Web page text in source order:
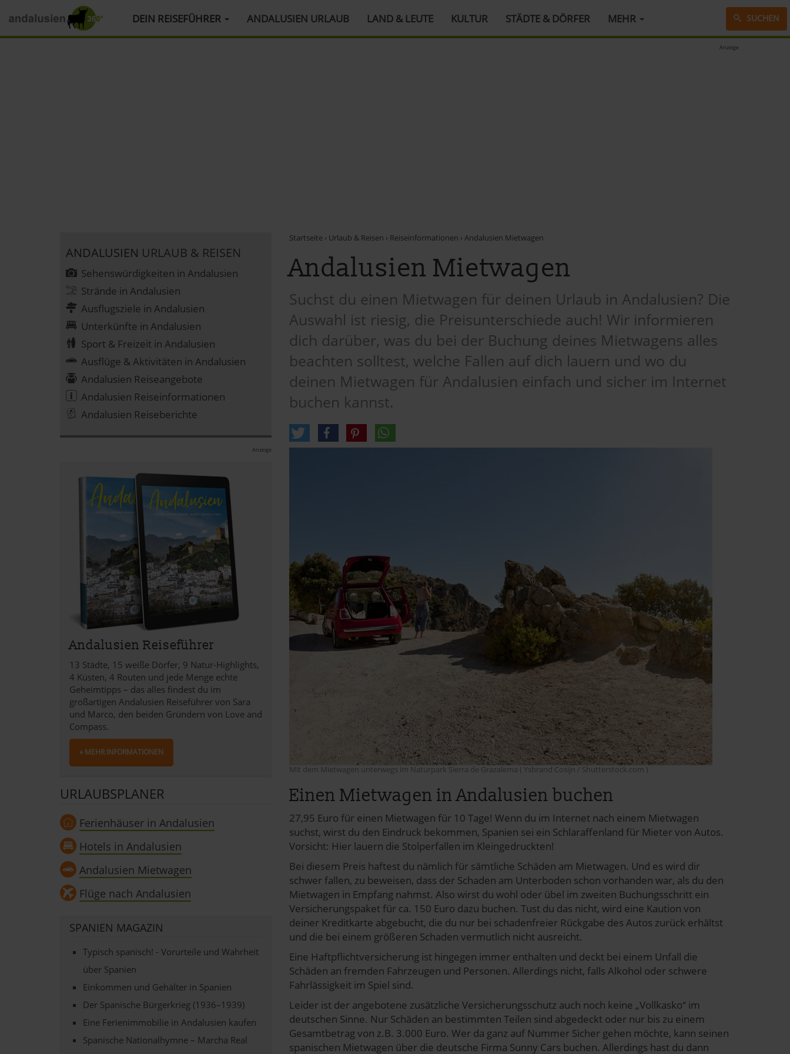
HAUPTMENÜ DEIN REISEFÜHRER ANDALUSIEN URLAUB LAND & LEUTE KULTUR STÄDTE & DÖRFER MEHR SUCHEN
Anzeige
Startseite › Urlaub & Reisen › Reiseinformationen › Andalusien Mietwagen
Andalusien Mietwagen
Suchst du einen Mietwagen für deinen Urlaub in Andalusien? Die
Auswahl ist riesig, die Preisunterschiede auch! Wir informieren
dich darüber, was du bei der Buchung deines Mietwagens alles
beachten solltest, welche Fallen auf dich lauern und wo du
deinen Mietwagen für Andalusien einfach und sicher im Internet
buchen kannst.
Mit dem Mietwagen unterwegs im Naturpark Sierra de Grazalema ( Ysbrand Cosijn / Shutterstock.com )
Einen Mietwagen in Andalusien buchen
27,95 Euro für einen Mietwagen für 10 Tage! Wenn du im Internet nach einem Mietwagen
suchst, wirst du den Eindruck bekommen, Spanien sei ein Schlaraffenland für Mieter von Autos.
Vorsicht: Hier lauern die Stolperfallen im Kleingedruckten!
Bei diesem Preis haftest du nämlich für sämtliche Schäden am Mietwagen. Und es wird dir
schwer fallen, zu beweisen, dass der Schaden am Unterboden schon vorhanden war, als du den
Mietwagen in Empfang nahmst. Also wirst du wohl oder übel im zweiten Buchungsschritt ein
Versicherungspaket für ca. 150 Euro dazu buchen. Tust du das nicht, wird eine Kaution von
deiner Kreditkarte abgebucht, die du nur bei schadenfreier Rückgabe des Autos zurück erhältst
und die bei einem größeren Schaden vermutlich nicht ausreicht.
Eine Haftpflichtversicherung ist hingegen immer enthalten und deckt bei einem Unfall die
Schäden an fremden Fahrzeugen und Personen. Allerdings nicht, falls Alkohol oder schwere
Fahrlässigkeit im Spiel sind.
Leider ist der angebotene zusätzliche Versicherungsschutz auch noch keine „Vollkasko“ im
deutschen Sinne. Nur Schäden an bestimmten Teilen sind abgedeckt oder nur bis zu einem
Gesamtbetrag von z.B. 3.000 Euro. Wer da ganz auf Nummer Sicher gehen möchte, kann seinen
spanischen Mietwagen über die deutsche Firma Sunny Cars buchen. Allerdings hast du dann
ANDALUSIEN URLAUB & REISEN
Sehenswürdigkeiten in Andalusien
Strände in Andalusien
Ausflugsziele in Andalusien
Unterkünfte in Andalusien
Sport & Freizeit in Andalusien
Ausflüge & Aktivitäten in Andalusien
Andalusien Reiseangebote
Andalusien Reiseinformationen
Andalusien Reiseberichte
Anzeige
Andalusien Reiseführer
13 Städte, 15 weiße Dörfer, 9 Natur-Highlights,
4 Küsten, 4 Routen und jede Menge echte
Geheimtipps – das alles findest du im
großartigen Andalusien Reiseführer von Sara
und Marco, den beiden Gründern von Love and
Compass.
» MEHR INFORMATIONEN
URLAUBSPLANER
Ferienhäuser in Andalusien
Hotels in Andalusien
Andalusien Mietwagen
Flüge nach Andalusien
SPANIEN MAGAZIN
Typisch spanisch! - Vorurteile und Wahrheit
über Spanien
Einkommen und Gehälter in Spanien
Der Spanische Bürgerkrieg (1936–1939)
Eine Ferienimmobilie in Andalusien kaufen
Spanische Nationalhymne – Marcha Real